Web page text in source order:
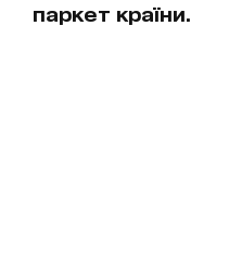
паркет країни.